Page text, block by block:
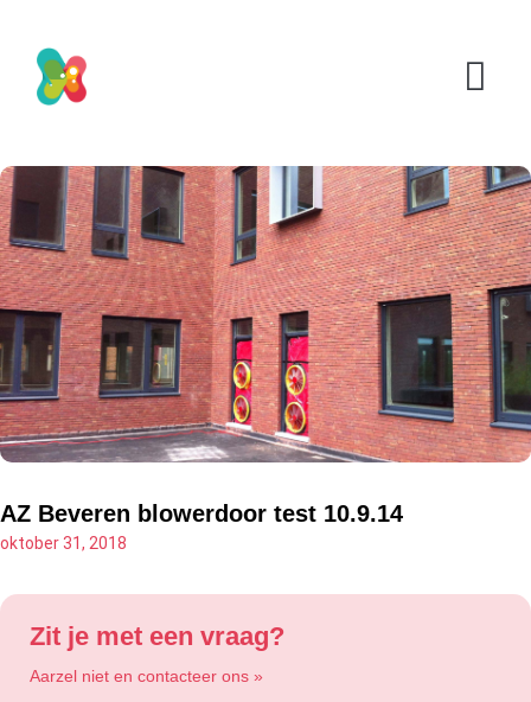
AZ Beveren blowerdoor test 10.9.14
oktober 31, 2018
Zit je met een vraag?
Aarzel niet en contacteer ons »